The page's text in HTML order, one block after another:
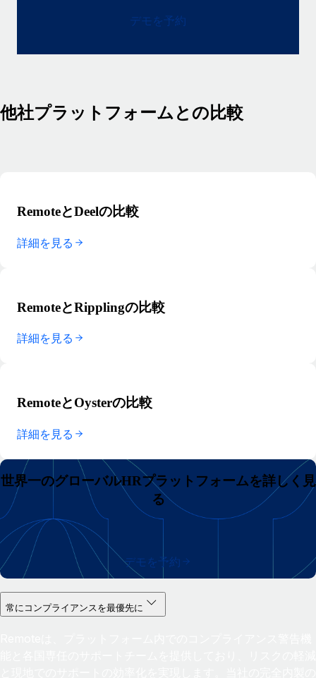
デモを予約
他社プラットフォームとの比較
RemoteとDeelの比較
詳細を見る
RemoteとRipplingの比較
詳細を見る
RemoteとOysterの比較
詳細を見る
世界一のグローバルHRプラットフォームを詳しく見
る
デモを予約
常にコンプライアンスを最優先に